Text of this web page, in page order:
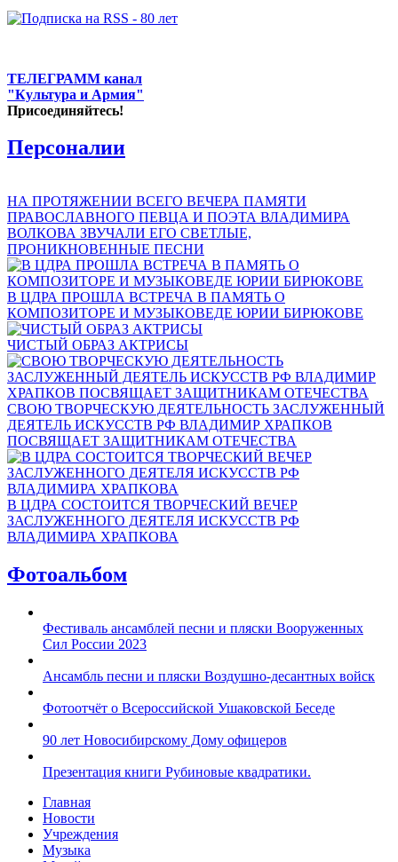
ТЕЛЕГРАММ канал
"Культура и Армия"
Присоединяйтесь!
Персоналии
НА ПРОТЯЖЕНИИ ВСЕГО ВЕЧЕРА ПАМЯТИ
ПРАВОСЛАВНОГО ПЕВЦА И ПОЭТА ВЛАДИМИРА
ВОЛКОВА ЗВУЧАЛИ ЕГО СВЕТЛЫЕ,
ПРОНИКНОВЕННЫЕ ПЕСНИ
В ЦДРА ПРОШЛА ВСТРЕЧА В ПАМЯТЬ О
КОМПОЗИТОРЕ И МУЗЫКОВЕДЕ ЮРИИ БИРЮКОВЕ
ЧИСТЫЙ ОБРАЗ АКТРИСЫ
СВОЮ ТВОРЧЕСКУЮ ДЕЯТЕЛЬНОСТЬ ЗАСЛУЖЕННЫЙ
ДЕЯТЕЛЬ ИСКУССТВ РФ ВЛАДИМИР ХРАПКОВ
ПОСВЯЩАЕТ ЗАЩИТНИКАМ ОТЕЧЕСТВА
В ЦДРА СОСТОИТСЯ ТВОРЧЕСКИЙ ВЕЧЕР
ЗАСЛУЖЕННОГО ДЕЯТЕЛЯ ИСКУССТВ РФ
ВЛАДИМИРА ХРАПКОВА
Фотоальбом
Фестиваль ансамблей песни и пляски Вооруженных
Сил России 2023
Ансамбль песни и пляски Воздушно-десантных войск
Фотоотчёт о Всероссийской Ушаковской Беседе
90 лет Новосибирскому Дому офицеров
Презентация книги Рубиновые квадратики.
Главная
Новости
Учреждения
Музыка